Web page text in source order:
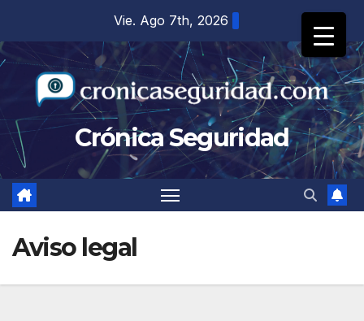
contenido
Vie. Ago 7th, 2026
Crónica Seguridad
Aviso legal